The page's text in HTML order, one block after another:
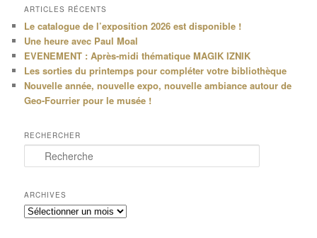
ARTICLES RÉCENTS
Le catalogue de l’exposition 2026 est disponible !
Une heure avec Paul Moal
EVENEMENT : Après-midi thématique MAGIK IZNIK
Les sorties du printemps pour compléter votre bibliothèque
Nouvelle année, nouvelle expo, nouvelle ambiance autour de
Geo-Fourrier pour le musée !
RECHERCHER
e
h
e
r
ARCHIVES
Archives